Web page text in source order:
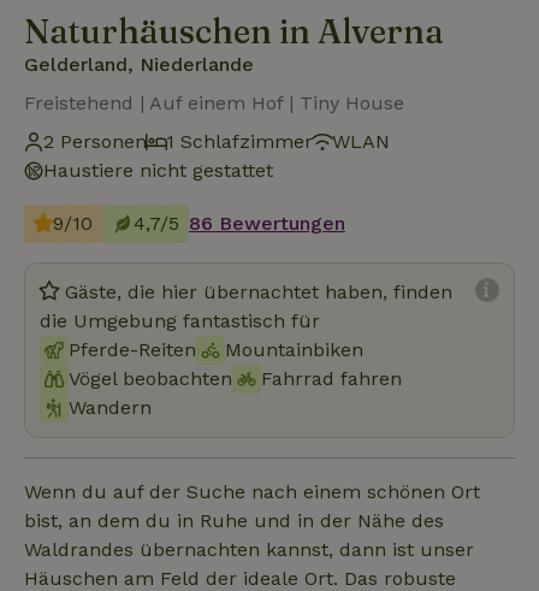
Naturhäuschen in Alverna
Gelderland, Niederlande
Freistehend | Auf einem Hof | Tiny House
2 Personen
1 Schlafzimmer
WLAN
Haustiere nicht gestattet
9/10 4,7/5 86 Bewertungen
Gäste, die hier übernachtet haben, finden
die Umgebung fantastisch für
Pferde-Reiten
Mountainbiken
Vögel beobachten
Fahrrad fahren
Wandern
Wenn du auf der Suche nach einem schönen Ort
bist, an dem du in Ruhe und in der Nähe des
Waldrandes übernachten kannst, dann ist unser
Häuschen am Feld der ideale Ort. Das robuste